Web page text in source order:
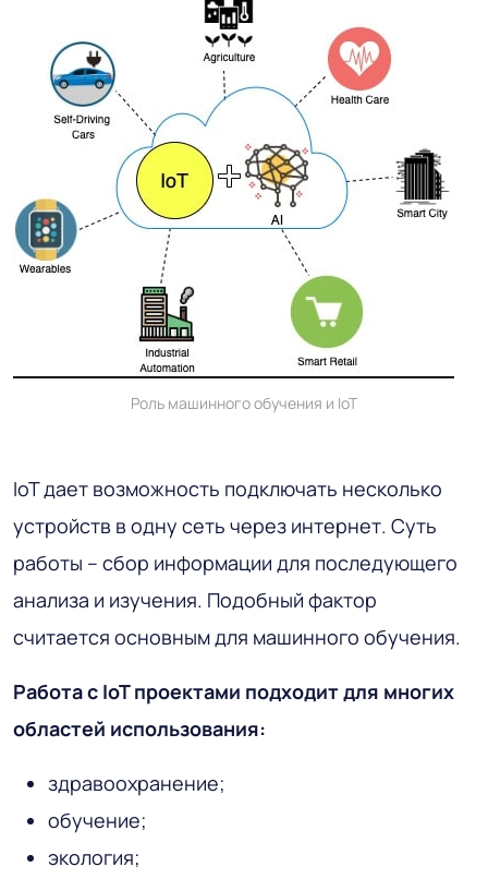
Роль машинного обучения и IoT
IoT дает возможность подключать несколько
устройств в одну сеть через интернет. Суть
работы – сбор информации для последующего
анализа и изучения. Подобный фактор
считается основным для машинного обучения.
Работа с IoT проектами подходит для многих
областей использования:
здравоохранение;
обучение;
экология;